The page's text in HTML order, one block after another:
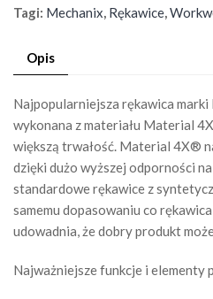
Tagi: Mechanix Rękawice
Opis
Najpopularniejsza rękawica marki
wykonana z materiału Material
większą trwałość. Material 4X®
dzięki dużo wyższej odporności
standardowe rękawice z
samemu dopasowaniu co
udowadnia, że dobry produkt
Najważniejsze funkcje i elementy